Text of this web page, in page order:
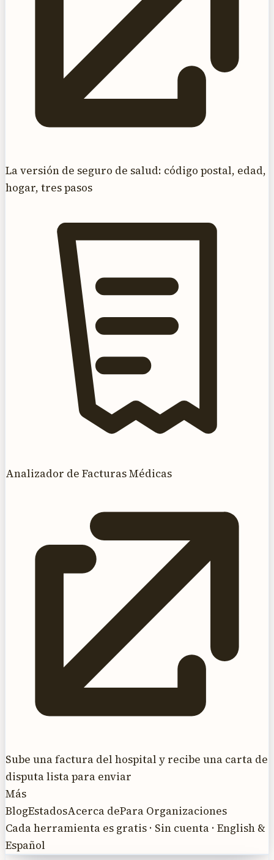
La versión de seguro de salud: código postal, edad,
hogar, tres pasos
Analizador de Facturas Médicas
Sube una factura del hospital y recibe una carta de
disputa lista para enviar
Más
BlogEstadosAcerca dePara Organizaciones
Cada herramienta es gratis · Sin cuenta · English &
Español